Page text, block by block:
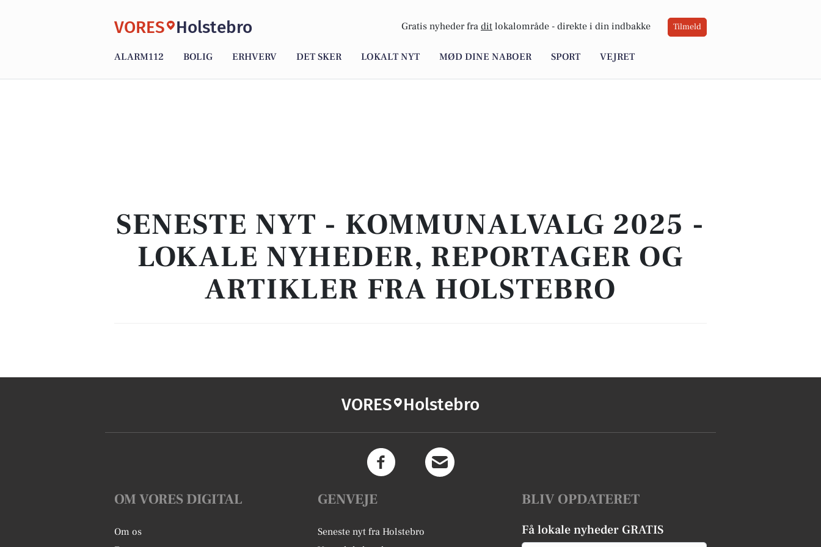
VORES Holstebro Gratis nyheder fra dit lokalområde - direkte i din indbakke Tilmeld
ALARM112 BOLIG ERHVERV DET SKER LOKALT NYT MØD DINE NABOER SPORT VEJRET
SENESTE NYT - KOMMUNALVALG 2025 -
LOKALE NYHEDER, REPORTAGER OG
ARTIKLER FRA HOLSTEBRO
VORES Holstebro
OM VORES DIGITAL
Om os
GENVEJE
Seneste nyt fra Holstebro
BLIV OPDATERET
Få lokale nyheder GRATIS